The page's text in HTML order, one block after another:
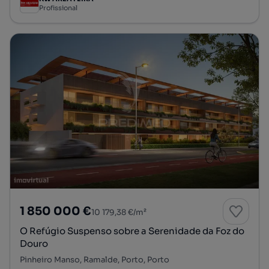
Profissional
1 850 000 €10 179,38 €/m²
O Refúgio Suspenso sobre a Serenidade da Foz do
Douro
Pinheiro Manso, Ramalde, Porto, Porto